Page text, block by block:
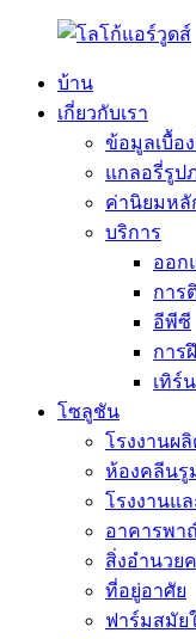
บ้าน
เกี่ยวกับเรา
ข้อมูลเบื้อ
แกลอรี่รูป
ค่านิยมหลั
บริการ
ออก
การ
อีพีซี
การ
เทิร์
โซลูชัน
โรงงานผลิ
ห้องคลีนรู
โรงงานแ
อาคารพา
สิ่งอำนวย
ที่อยู่อาศัย
ฟาร์มสมัย